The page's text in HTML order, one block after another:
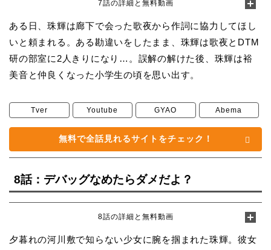
7話の詳細と無料動画
ある日、珠輝は廊下で会った歌夜から作詞に協力してほし
いと頼まれる。ある勘違いをしたまま、珠輝は歌夜とDTM
研の部室に2人きりになり…。誤解の解けた後、珠輝は裕
美音と仲良くなった小学生の頃を思い出す。
Tver Youtube GYAO Abema
無料で全話見れるサイトをチェック！
8話：デバッグなめたらダメだよ？
8話の詳細と無料動画
夕暮れの河川敷で知らない少女に腕を掴まれた珠輝。彼女